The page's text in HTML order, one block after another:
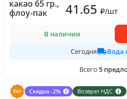
41.65 ₽/шт
В наличии
Сегодня
Вода
Всего 5
Скидка -2% Возврат НДС